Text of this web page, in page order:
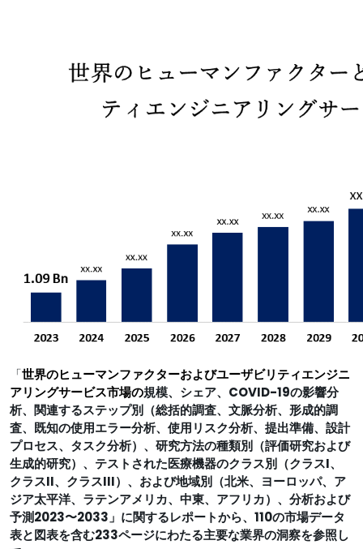
「世界のヒューマンファクターおよびユーザビリティエンジニ
アリングサービス市場の規模、シェア、COVID-19の影響分
析、関連するステップ別（総括的調査、文脈分析、形成的調
査、既知の使用エラー分析、使用リスク分析、提出準備、設計
プロセス、タスク分析）、研究方法の種類別（評価研究および
生成的研究）、テストされた医療機器のクラス別（クラスI、
クラスII、クラスIII）、および地域別（北米、ヨーロッパ、ア
ジア太平洋、ラテンアメリカ、中東、アフリカ）、分析および
予測2023〜2033」に関するレポートから、110の市場データ
表と図表を含む233ページにわたる主要な業界の洞察を参照し